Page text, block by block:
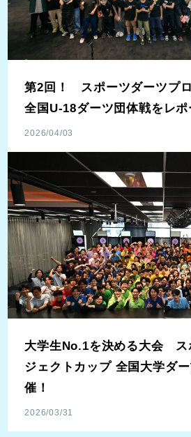
第2回！ スポーツダーツプ
全国U-18ダーツ団体戦をレポ
2026/04/03
大学生No.1を決める大会 ス
ジェクトカップ 全国大学ダ
催！
2026/03/31